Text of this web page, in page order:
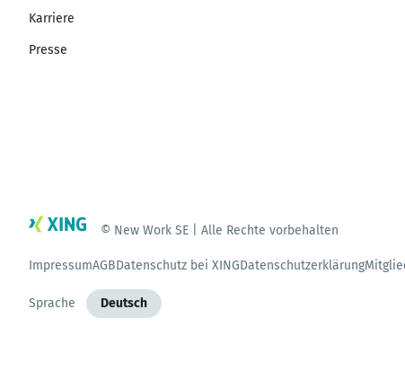
Karriere
Presse
© New Work SE | Alle Rechte vorbehalten
ImpressumAGBDatenschutz bei XINGDatenschutzerklärung
Sprache Deutsch